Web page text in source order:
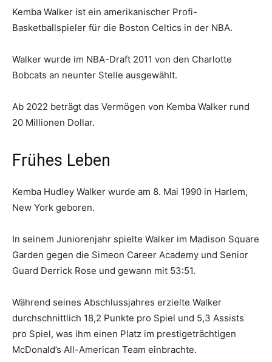
Kemba Walker ist ein amerikanischer Profi-
Basketballspieler für die Boston Celtics in der NBA.
Walker wurde im NBA-Draft 2011 von den Charlotte
Bobcats an neunter Stelle ausgewählt.
Ab 2022 beträgt das Vermögen von Kemba Walker rund
20 Millionen Dollar.
Frühes Leben
Kemba Hudley Walker wurde am 8. Mai 1990 in Harlem,
New York geboren.
In seinem Juniorenjahr spielte Walker im Madison Square
Garden gegen die Simeon Career Academy und Senior
Guard Derrick Rose und gewann mit 53:51.
Während seines Abschlussjahres erzielte Walker
durchschnittlich 18,2 Punkte pro Spiel und 5,3 Assists
pro Spiel, was ihm einen Platz im prestigeträchtigen
McDonald’s All-American Team einbrachte.